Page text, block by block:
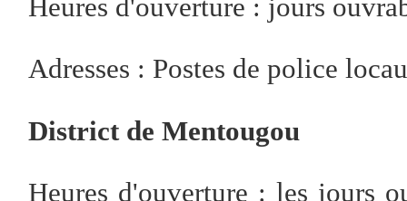
Heures d'ouverture : jours
Adresses : Postes de police
District de Mentougou
Heures d'ouverture : les jours